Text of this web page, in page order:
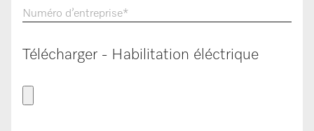
Numéro d’entreprise*
Télécharger - Habilitation éléctrique